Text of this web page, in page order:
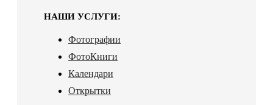
НАШИ УСЛУГИ:
Фотографии
ФотоКниги
Календари
Открытки